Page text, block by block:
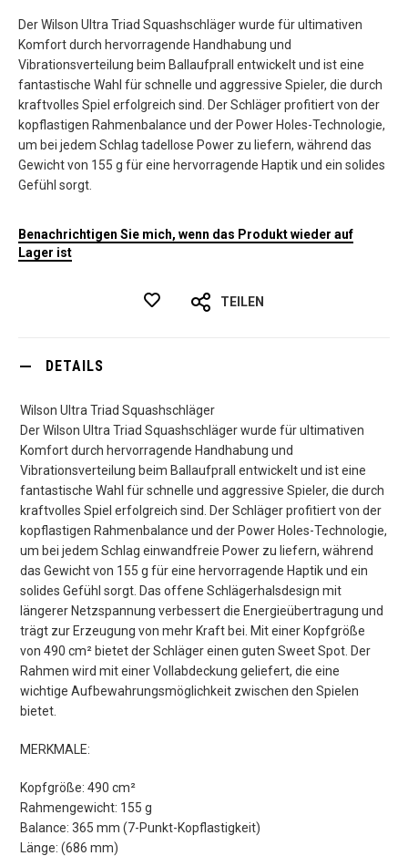
Der Wilson Ultra Triad Squashschläger wurde für ultimativen
Komfort durch hervorragende Handhabung und
Vibrationsverteilung beim Ballaufprall entwickelt und ist eine
fantastische Wahl für schnelle und aggressive Spieler, die durch
kraftvolles Spiel erfolgreich sind. Der Schläger profitiert von der
kopflastigen Rahmenbalance und der Power Holes-Technologie,
um bei jedem Schlag tadellose Power zu liefern, während das
Gewicht von 155 g für eine hervorragende Haptik und ein solides
Gefühl sorgt.
Benachrichtigen Sie mich, wenn das Produkt wieder auf
Lager ist
TEILEN
DETAILS
Wilson Ultra Triad Squashschläger
Der Wilson Ultra Triad Squashschläger wurde für ultimativen
Komfort durch hervorragende Handhabung und
Vibrationsverteilung beim Ballaufprall entwickelt und ist eine
fantastische Wahl für schnelle und aggressive Spieler, die durch
kraftvolles Spiel erfolgreich sind. Der Schläger profitiert von der
kopflastigen Rahmenbalance und der Power Holes-Technologie,
um bei jedem Schlag einwandfreie Power zu liefern, während
das Gewicht von 155 g für eine hervorragende Haptik und ein
solides Gefühl sorgt. Das offene Schlägerhalsdesign mit
längerer Netzspannung verbessert die Energieübertragung und
trägt zur Erzeugung von mehr Kraft bei. Mit einer Kopfgröße
von 490 cm² bietet der Schläger einen guten Sweet Spot. Der
Rahmen wird mit einer Vollabdeckung geliefert, die eine
wichtige Aufbewahrungsmöglichkeit zwischen den Spielen
bietet.
MERKMALE:
Kopfgröße: 490 cm²
Rahmengewicht: 155 g
Balance: 365 mm (7-Punkt-Kopflastigkeit)
Länge: (686 mm)